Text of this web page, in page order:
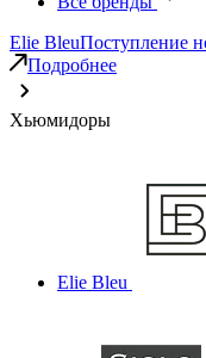
Elie BleuПоступление
Подробнее
Хьюмидоры
Elie Bleu